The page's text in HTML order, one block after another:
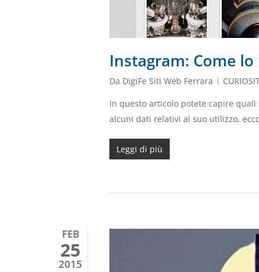
Instagram: Come
Da DigiFe Siti Web Ferrara
In questo articolo potete capire
alcuni dati relativi al suo utilizzo,
Leggi di più
FEB
25
2015